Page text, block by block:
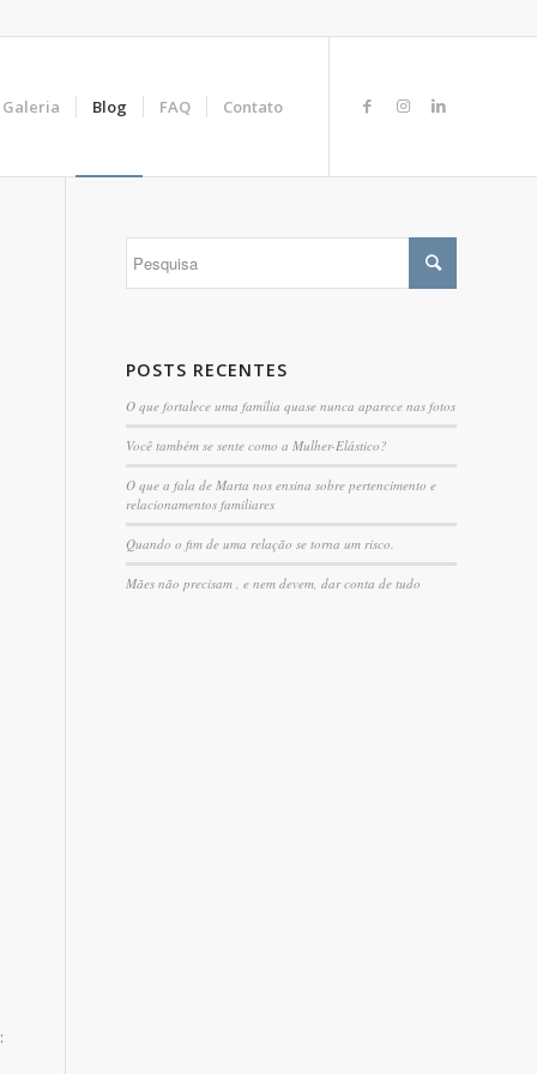
Galeria Blog FAQ Contato
POSTS RECENTES
O que fortalece uma família quase nunca aparece nas fotos
Você também se sente como a Mulher-Elástico?
O que a fala de Marta nos ensina sobre pertencimento e
relacionamentos familiares
Quando o fim de uma relação se torna um risco.
Mães não precisam , e nem devem, dar conta de tudo